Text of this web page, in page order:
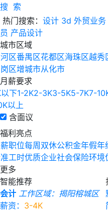
搜 索
热门搜索： 设计 3d 外贸业务
员 产品设计
城市区域
区番禺区花都区海珠区越秀
区增城市从化市
月薪要求
以下1-2K2-3K3-5K5-7K7-
以上
含面议
福利亮点
职位每周双休公积金年假年
工时优质企业社会保险环境
更多
智能推荐
会计 工作区域：揭阳榕城区
薪资： 3-4K